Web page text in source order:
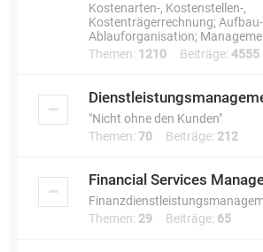
Kostenarten-, Kostenstellen-,
Kostenträgerrechnung;
Ablauforganisation;
Themen: 1210 Beiträge: 4555
"Nicht ohne den Kunden"
Themen: 70 Beiträge: 212
Financial Services
Themen: 29 Beiträge: 65